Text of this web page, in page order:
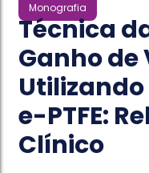
Monografia
Técnica
Ganho de
e-PTFE:
Clínico